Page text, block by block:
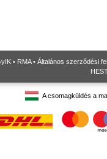
• RMA• Általános szerződési
A csomagküldés a